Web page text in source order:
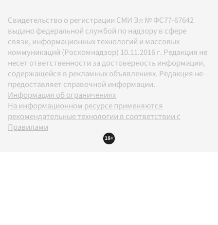
Свидетельство о регистрации СМИ Эл № ФС77-67642
выдано федеральной службой по надзору в сфере
связи, информационных технологий и массовых
коммуникаций (Роскомнадзор) 10.11.2016 г. Редакция не
несет ответственности за достоверность информации,
содержащейся в рекламных объявлениях. Редакция не
предоставляет справочной информации.
Информация об ограничениях
На информационном ресурсе применяются
рекомендательные технологии в соответствии с
Правилами
18+